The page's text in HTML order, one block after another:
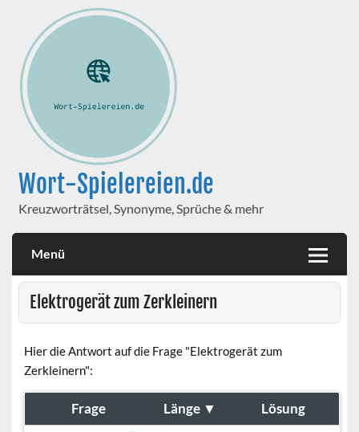
Wort-Spielereien.de
Kreuzworträtsel, Synonyme, Sprüche & mehr
Menü
Elektrogerät zum Zerkleinern
Hier die Antwort auf die Frage "Elektrogerät zum
Zerkleinern":
Frage Länge ▼ Lösung